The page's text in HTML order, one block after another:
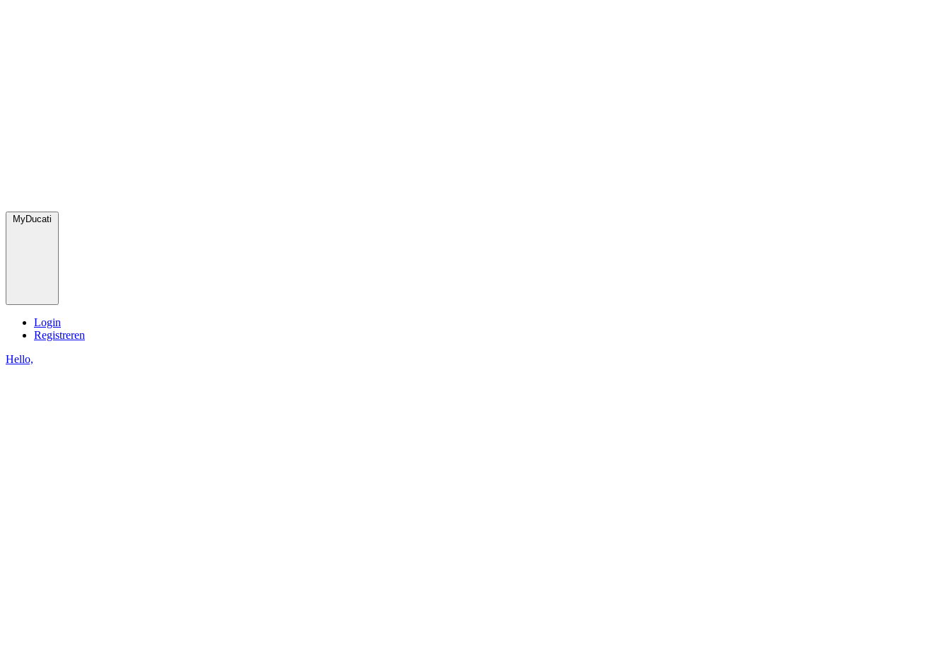
MyDucati
Login
Registreren
Hello,